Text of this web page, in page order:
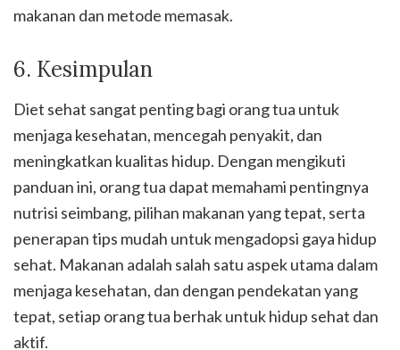
makanan dan metode memasak.
6. Kesimpulan
Diet sehat sangat penting bagi orang tua untuk
menjaga kesehatan, mencegah penyakit, dan
meningkatkan kualitas hidup. Dengan mengikuti
panduan ini, orang tua dapat memahami pentingnya
nutrisi seimbang, pilihan makanan yang tepat, serta
penerapan tips mudah untuk mengadopsi gaya hidup
sehat. Makanan adalah salah satu aspek utama dalam
menjaga kesehatan, dan dengan pendekatan yang
tepat, setiap orang tua berhak untuk hidup sehat dan
aktif.